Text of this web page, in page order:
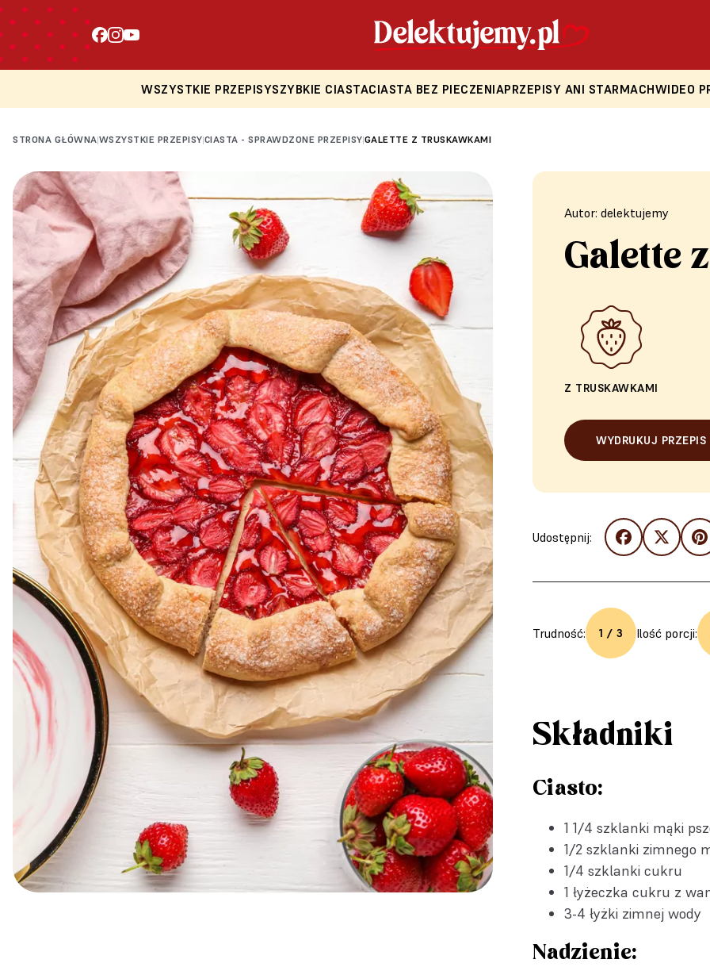
WSZYSTKIE PRZEPISYSZYBKIE CIASTACIASTA BEZ PIECZENIAPRZEPISY ANI STARMACHWIDEO
STRONA GŁÓWNA|WSZYSTKIE PRZEPISY|CIASTA - SPRAWDZONE PRZEPISY|GALETTE Z TRUSKAWKAMI
Autor: delektujemy
Galette
Z TRUSKAWKAMI
WYDRUKUJ PRZEPIS
Udostępnij:
Trudność: 1 / 3 Ilość porcji:
Składniki
Ciasto:
1 1/4 szklanki mąki
1/2 szklanki zimnego
1/4 szklanki cukru
1 łyżeczka cukru z
3-4 łyżki zimnej wody
Nadzienie: